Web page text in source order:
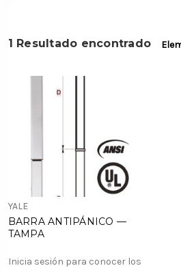
1 Resultado encontrado
YALE
BARRA ANTIPÁNICO —
TAMPA
Inicia sesión para conocer los